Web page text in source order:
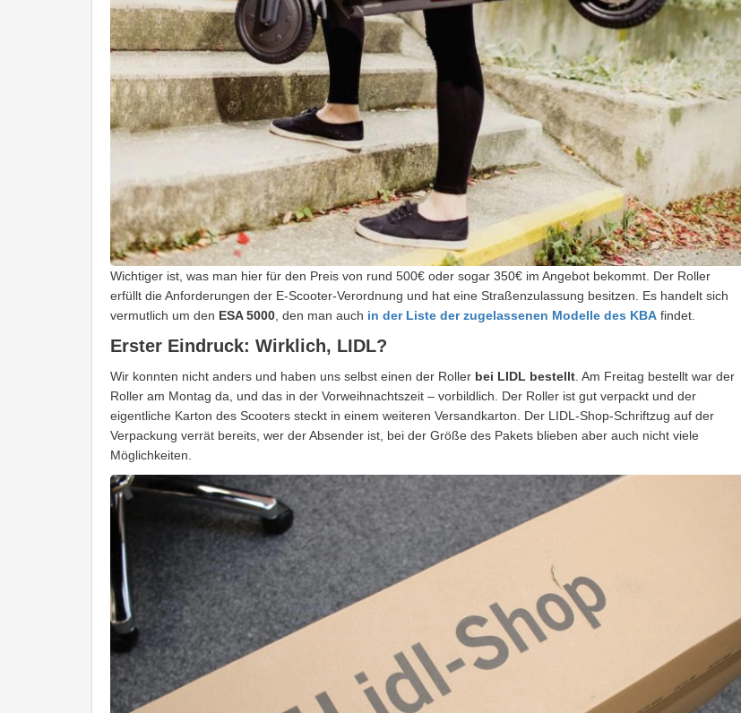
Wichtiger ist, was man hier für den Preis von rund 500€ oder sogar 350€ im Angebot bekommt. Der Roller
erfüllt die Anforderungen der E-Scooter-Verordnung und hat eine Straßenzulassung besitzen. Es handelt sich
vermutlich um den ESA 5000 , den man auch in der Liste der zugelassenen Modelle des KBA findet.
Erster Eindruck: Wirklich, LIDL?
Wir konnten nicht anders und haben uns selbst einen der Roller bei LIDL bestellt . Am Freitag bestellt war der
Roller am Montag da, und das in der Vorweihnachtszeit – vorbildlich. Der Roller ist gut verpackt und der
eigentliche Karton des Scooters steckt in einem weiteren Versandkarton. Der LIDL-Shop-Schriftzug auf der
Verpackung verrät bereits, wer der Absender ist, bei der Größe des Pakets blieben aber auch nicht viele
Möglichkeiten.